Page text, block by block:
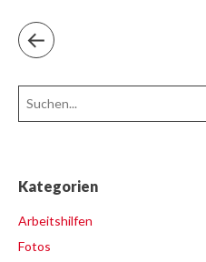
Kategorien
Arbeitshilfen
Fotos